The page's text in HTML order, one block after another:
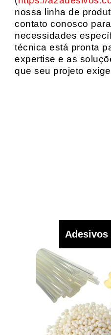
nossa linha de
contato conosco
necessidades
técnica está pronta
expertise e as
que seu projeto
Adesivos